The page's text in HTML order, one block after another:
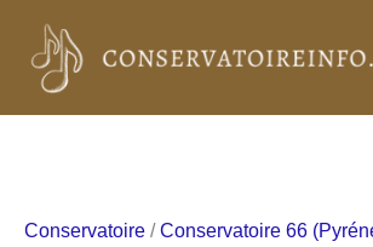
contenu
Conservatoire /Conservatoire 66